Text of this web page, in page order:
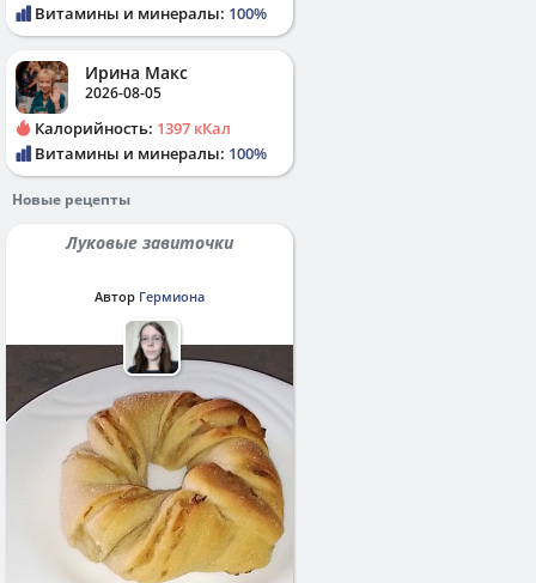
Витамины и минералы: 100%
Ирина Макс
2026-08-05
Калорийность: 1397 кКал
Витамины и минералы: 100%
Новые рецепты
Луковые завиточки
Автор Гермиона